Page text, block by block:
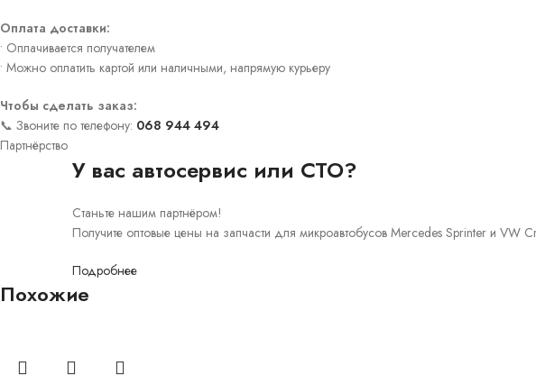
Оплата доставки:
• Оплачивается получателем
• Можно оплатить картой или наличными, напрямую курьеру
Чтобы сделать заказ:
📞 Звоните по телефону: 068 944 494
Партнёрство
У вас автосервис или СТО?
Станьте нашим партнёром!
Получите оптовые цены на запчасти для микроавтобусов Mercedes Sprinter и VW
Подробнее
Похожие